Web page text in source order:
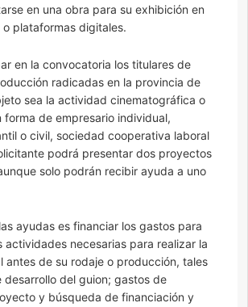
en una obra para su exhibición en
plataformas digitales.
en la convocatoria los titulares de
radicadas en la provincia de
sea la actividad cinematográfica o
forma de empresario individual,
o civil, sociedad cooperativa laboral
podrá presentar dos proyectos
solo podrán recibir ayuda a uno
ayudas es financiar los gastos para
actividades necesarias para realizar la
antes de su rodaje o producción, tales
desarrollo del guion; gastos de
y búsqueda de financiación y